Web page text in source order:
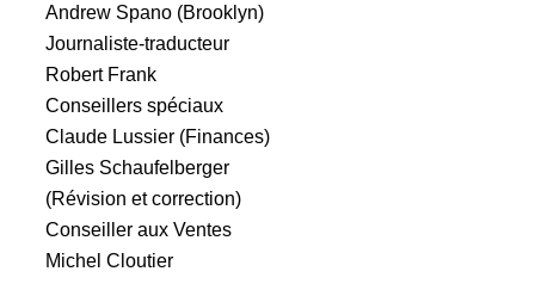
Andrew Spano (Brooklyn)
Journaliste-traducteur
Robert Frank
Conseillers spéciaux
Claude Lussier (Finances)
Gilles Schaufelberger
(Révision et correction)
Conseiller aux Ventes
Michel Cloutier